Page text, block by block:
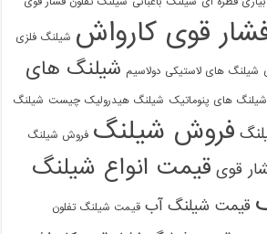
قوی کارواش شیلنگ فلزی
شیلنگ های لاستیکی دولاسیم شیلنگ های
شیلنگ های پنوماتیک شیلنگ هیدرولیک چیست شیلنگ
فروش شیلنگ فروش شیلنگ
قوی قیمت انواع شیلنگ
قیمت شیلنگ آب قیمت شیلنگ تفلون